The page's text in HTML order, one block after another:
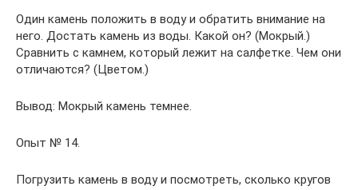
Один камень положить в воду и обратить внимание на
него. Достать камень из воды. Какой он? (Мокрый.)
Сравнить с камнем, который лежит на салфетке. Чем они
отличаются? (Цветом.)
Вывод: Мокрый камень темнее.
Опыт № 14.
Погрузить камень в воду и посмотреть, сколько кругов